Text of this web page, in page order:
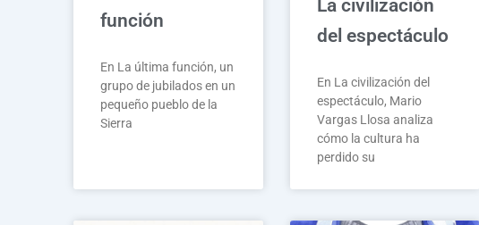
función
En La última función, un
grupo de jubilados en un
pequeño pueblo de la
Sierra
La civilización
del espectáculo
En La civilización del
espectáculo, Mario
Vargas Llosa analiza
cómo la cultura ha
perdido su